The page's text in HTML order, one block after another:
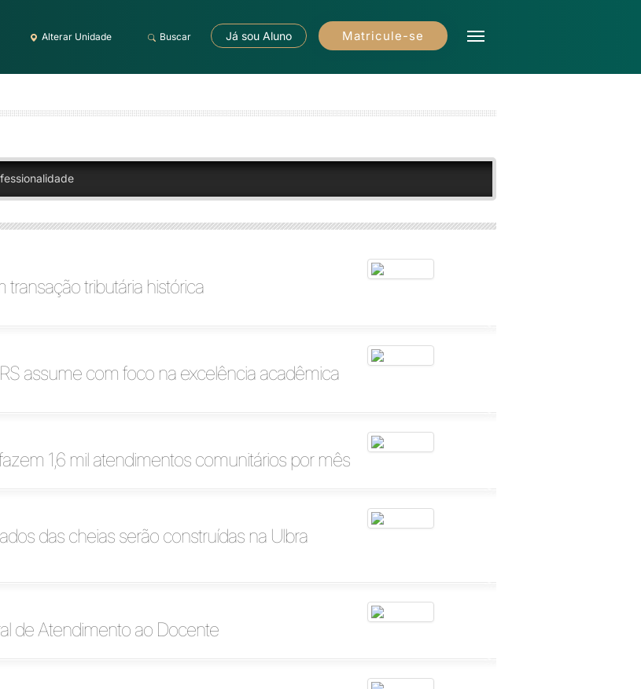
Alterar Unidade Buscar Já sou Aluno Matricule-se
transação tributária histórica
assume com foco na excelência acadêmica
1,6 mil atendimentos comunitários por mês
das cheias serão construídas na Ulbra
de Atendimento ao Docente